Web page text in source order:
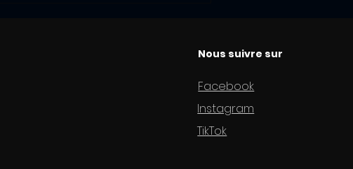
Nous suivre sur
Facebook
Instagram
TikTok